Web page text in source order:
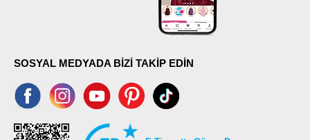
SOSYAL MEDYADA BİZİ TAKİP EDİN